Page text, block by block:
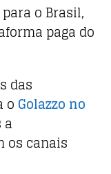
o Brasil,
paga do
das
o Golazzo no
a
os canais